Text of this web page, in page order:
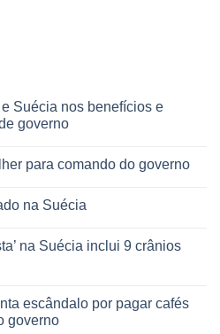
Suécia nos benefícios e
governo
para comando do governo
na Suécia
na Suécia inclui 9 crânios
escândalo por pagar cafés
governo